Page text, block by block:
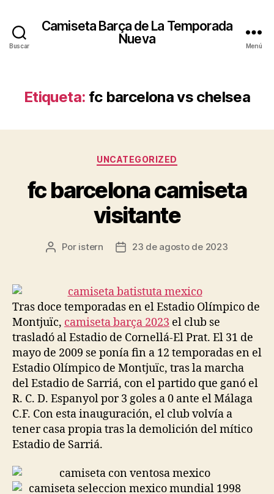
Buscar
Camiseta Barça de La Temporada
Nueva
Menú
Etiqueta: fc barcelona vs chelsea
Categorías
UNCATEGORIZED
fc barcelona camiseta
visitante
Autor
entrada
Por istern
Fecha
entrada
23 de agosto de 2023
Tras doce temporadas en el Estadio Olímpico de
Montjuïc, camiseta barça 2023 el club se
trasladó al Estadio de Cornellá-El Prat. El 31 de
mayo de 2009 se ponía fin a 12 temporadas en el
Estadio Olímpico de Montjuïc, tras la marcha
del Estadio de Sarriá, con el partido que ganó el
R. C. D. Espanyol por 3 goles a 0 ante el Málaga
C.F. Con esta inauguración, el club volvía a
tener casa propia tras la demolición del mítico
Estadio de Sarriá.